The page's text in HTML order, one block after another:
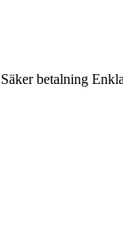
Säker betalning